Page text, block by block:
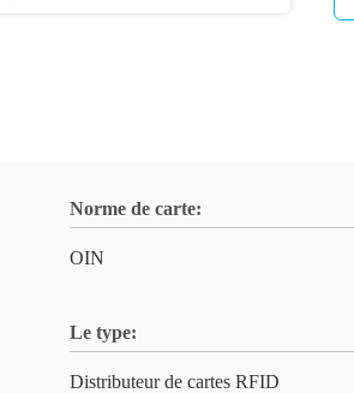
Norme de carte:
OIN
Le type:
Distributeur de cartes RFID